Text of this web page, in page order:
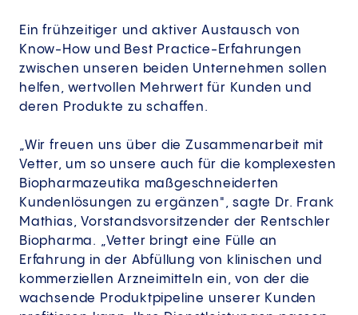
Ein frühzeitiger und aktiver Austausch von
Know-How und Best Practice-Erfahrungen
zwischen unseren beiden Unternehmen sollen
helfen, wertvollen Mehrwert für Kunden und
deren Produkte zu schaffen.
„Wir freuen uns über die Zusammenarbeit mit
Vetter, um so unsere auch für die komplexesten
Biopharmazeutika maßgeschneiderten
Kundenlösungen zu ergänzen", sagte Dr. Frank
Mathias, Vorstandsvorsitzender der Rentschler
Biopharma. „Vetter bringt eine Fülle an
Erfahrung in der Abfüllung von klinischen und
kommerziellen Arzneimitteln ein, von der die
wachsende Produktpipeline unserer Kunden